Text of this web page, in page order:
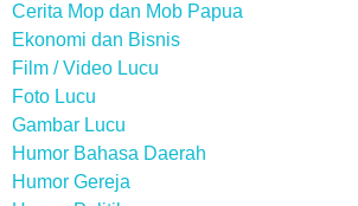
Cerita Mop dan Mob Papua
Ekonomi dan Bisnis
Film / Video Lucu
Foto Lucu
Gambar Lucu
Humor Bahasa Daerah
Humor Gereja